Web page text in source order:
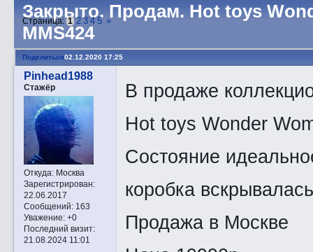
Закрытo. Прoдам. Hot toys
MMS424
Страница:1 2 3 4 5 »
Поделиться02.12.2020 17:25
Pinhead1988
Стажёр
Откуда:Москва
Зарегистрирован:
22.06.2017
Сообщений:163
Уважение: +0
Последний визит:
21.08.2024 11:01
В продаже
Hot toys Wonder
Состояние
коробка
Продажа в Москве